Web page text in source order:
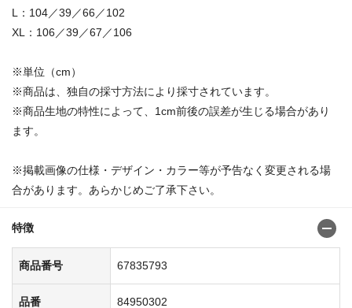
L：104／39／66／102
XL：106／39／67／106
※単位（cm）
※商品は、独自の採寸方法により採寸されています。
※商品生地の特性によって、1cm前後の誤差が生じる場合があり
ます。
※掲載画像の仕様・デザイン・カラー等が予告なく変更される場
合があります。あらかじめご了承下さい。
特徴
商品番号 67835793
品番 84950302